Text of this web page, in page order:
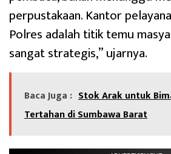
perpustakaan. Kantor
Polres adalah titik temu
sangat strategis,” ujarnya.
Baca Juga : Stok Arak untuk
Tertahan di Sumbawa Barat